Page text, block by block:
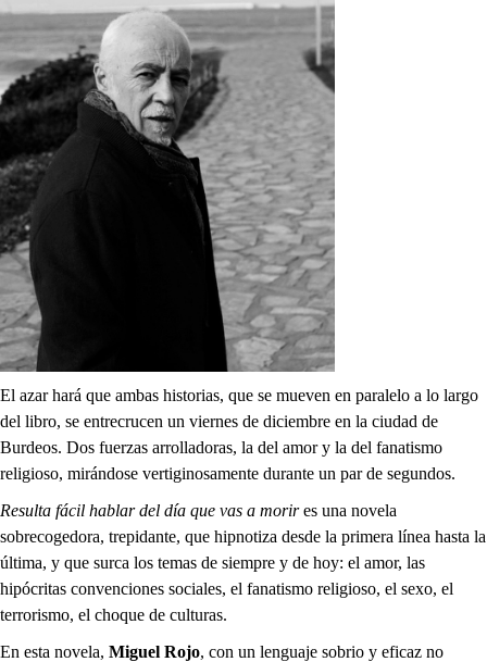
El azar hará que ambas historias, que se mueven en paralelo a lo largo
del libro, se entrecrucen un viernes de diciembre en la ciudad de
Burdeos. Dos fuerzas arrolladoras, la del amor y la del fanatismo
religioso, mirándose vertiginosamente durante un par de segundos.
Resulta fácil hablar del día que vas a morires una novela
sobrecogedora, trepidante, que hipnotiza desde la primera línea hasta la
última, y que surca los temas de siempre y de hoy: el amor, las
hipócritas convenciones sociales, el fanatismo religioso, el sexo, el
terrorismo, el choque de culturas.
En esta novela, Miguel Rojo, con un lenguaje sobrio y eficaz no